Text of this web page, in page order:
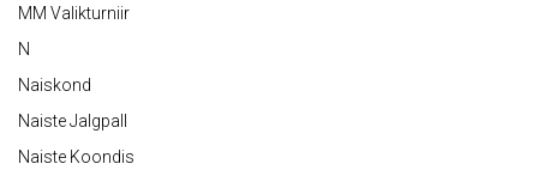
MM Valikturniir
N
Naiskond
Naiste Jalgpall
Naiste Koondis